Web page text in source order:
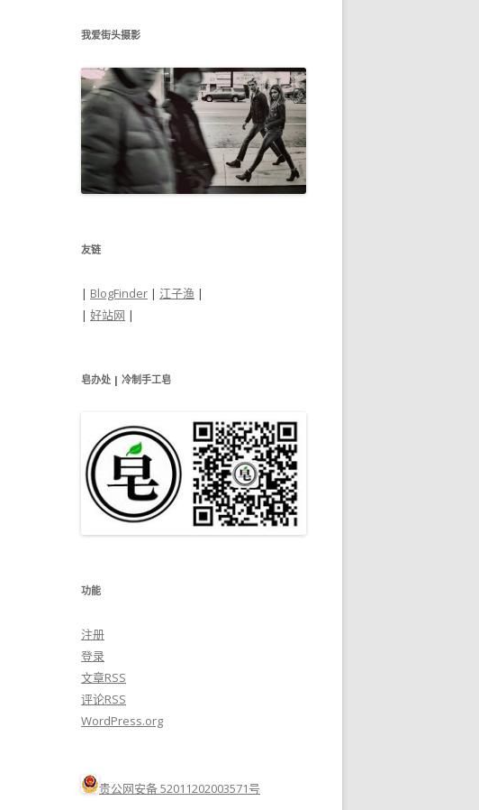
我爱街头摄影
友链
| BlogFinder | 江子渔 |
| 好站网 |
皂办处 | 冷制手工皂
功能
注册
登录
文章RSS
评论RSS
WordPress.org
贵公网安备 52011202003571号